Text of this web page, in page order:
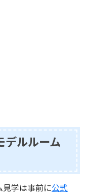
デルルーム
見学は事前に公式